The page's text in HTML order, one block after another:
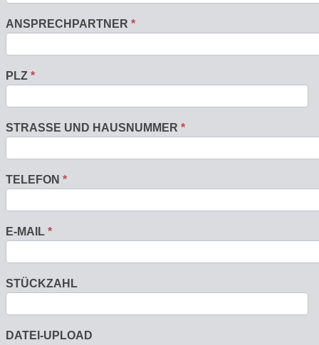
ANSPRECHPARTNER *
PLZ *
STRASSE UND HAUSNUMMER *
TELEFON *
E-MAIL *
STÜCKZAHL
DATEI-UPLOAD